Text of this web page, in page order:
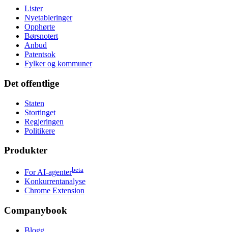
Lister
Nyetableringer
Opphørte
Børsnotert
Anbud
Patentsok
Fylker og kommuner
Det offentlige
Staten
Stortinget
Regjeringen
Politikere
Produkter
For AI-agenterbeta
Konkurrentanalyse
Chrome Extension
Companybook
Blogg